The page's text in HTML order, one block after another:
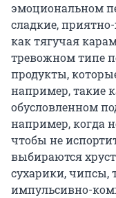
эмоциональном
сладкие,
как тягучая
тревожном типе
продукты,
например, такие
обусловленном
например, когда
чтобы не
выбираются
сухарики, чипсы,
импульсивно-